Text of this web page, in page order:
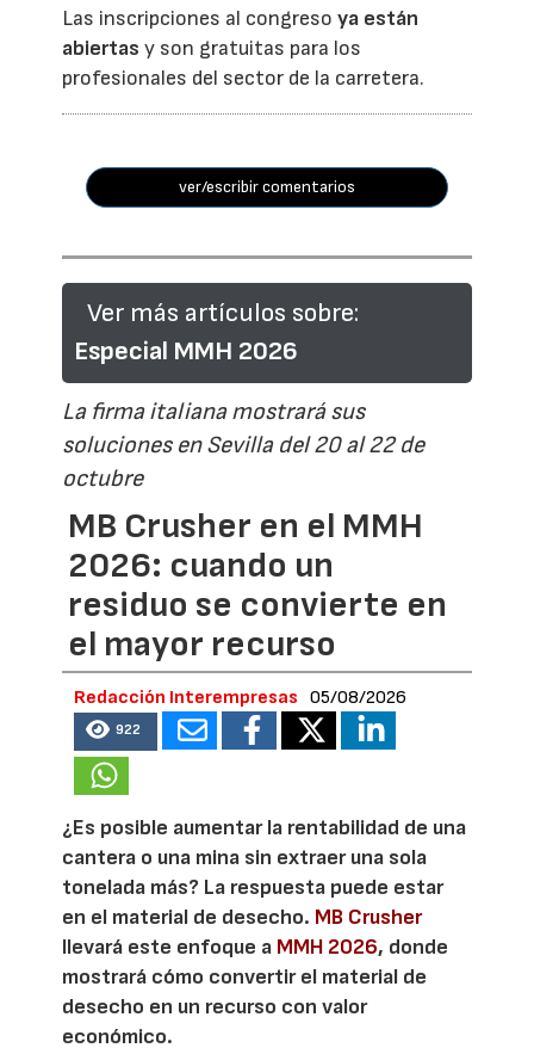
Las inscripciones al congresoya están
abiertas y son gratuitas para los
profesionales del sector de la carretera.
ver/escribir comentarios
Ver más artículos sobre:
Especial MMH 2026
La firma italiana mostrará sus
soluciones en Sevilla del 20 al 22 de
octubre
MB Crusher en el MMH
2026: cuando un
residuo se convierte en
el mayor recurso
Redacción Interempresas 05/08/2026
922
¿Es posible aumentar la rentabilidad de una
cantera o una mina sin extraer una sola
tonelada más? La respuesta puede estar
en el material de desecho. MB Crusher
llevará este enfoque a MMH 2026, donde
mostrará cómo convertir el material de
desecho en un recurso con valor
económico.